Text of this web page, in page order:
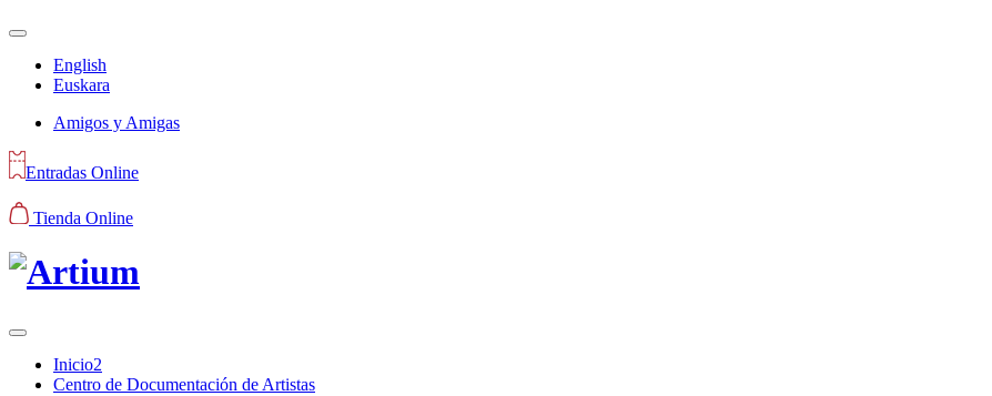
English
Euskara
Amigos y Amigas
Entradas Online
Tienda Online
Inicio2
Centro de Documentación de Artistas